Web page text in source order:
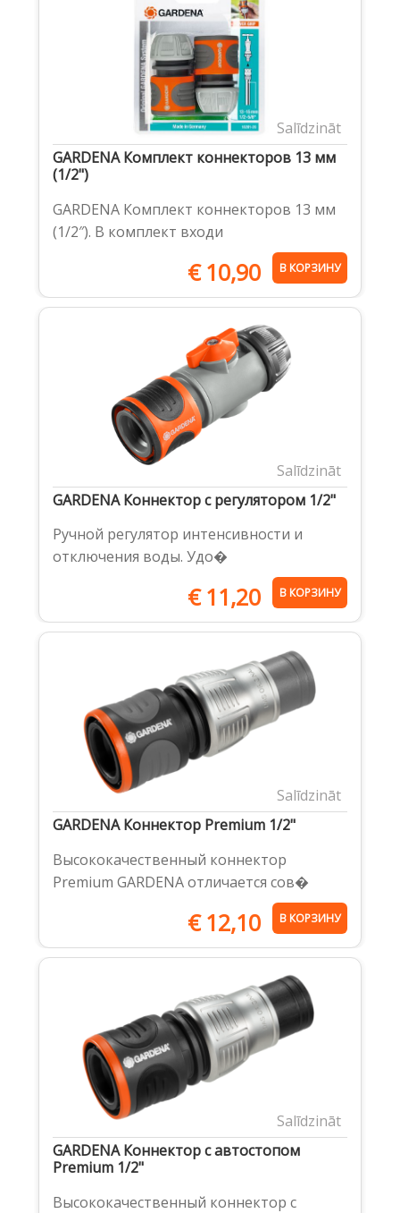
Salīdzināt
GARDENA Комплект коннекторов 13 мм
(1/2")
GARDENA Комплект коннекторов 13 мм
(1/2″). В комплект входи
€10,90 В КОРЗИНУ
Salīdzināt
GARDENA Коннектор с регулятором 1/2"
Ручной регулятор интенсивности и
отключения воды. Удо�
€11,20 В КОРЗИНУ
Salīdzināt
GARDENA Коннектор Premium 1/2"
Высококачественный коннектор
Premium GARDENA отличается сов�
€12,10 В КОРЗИНУ
Salīdzināt
GARDENA Коннектор с автостопом
Premium 1/2"
Высококачественный коннектор с